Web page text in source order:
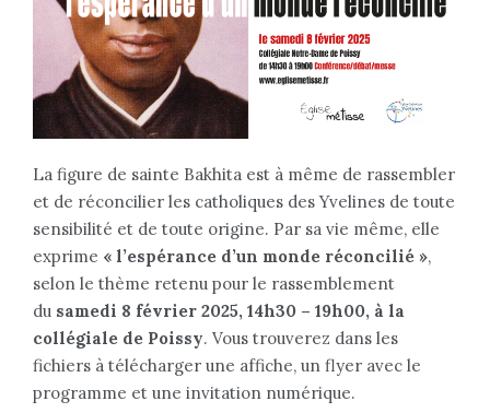
La figure de sainte Bakhita est à même de rassembler
et de réconcilier les catholiques des Yvelines de toute
sensibilité et de toute origine. Par sa vie même, elle
exprime « l’espérance d’un monde réconcilié »,
selon le thème retenu pour le rassemblement
du samedi 8 février 2025, 14h30 – 19h00, à la
collégiale de Poissy. Vous trouverez dans les
fichiers à télécharger une affiche, un flyer avec le
programme et une invitation numérique.